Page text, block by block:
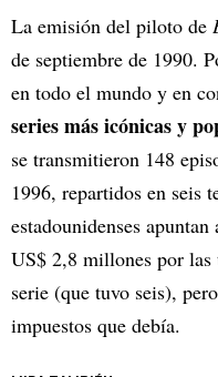
La emisión del piloto de
de septiembre de 1990.
en todo el mundo y en
series más icónicas y
se transmitieron 148
1996, repartidos en seis
estadounidenses
US$ 2,8 millones por las
serie (que tuvo seis),
impuestos que debía.